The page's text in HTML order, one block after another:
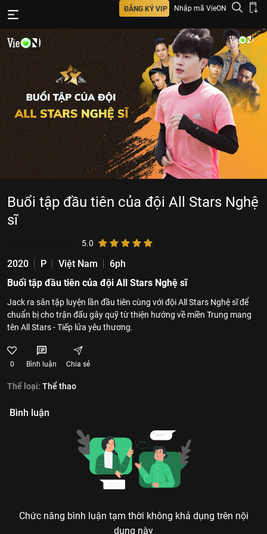
ĐĂNG KÝ VIP Nhập mã VieON
Buổi tập đầu tiên của đội All Stars Nghệ
sĩ
5.0
2020 P Việt Nam
6ph
Buổi tập đầu tiên của đội All Stars Nghệ sĩ
Jack ra sân tập luyện lần đầu tiên cùng với đội All Stars Nghệ sĩ để
chuẩn bị cho trận đấu gây quỹ từ thiện hướng về miền Trung mang
tên All Stars - Tiếp lửa yêu thương.
0 Bình luận Chia sẻ
Thể loại: Thể thao
Bình luận
Chức năng bình luận tạm thời không khả dụng trên nội
dung này